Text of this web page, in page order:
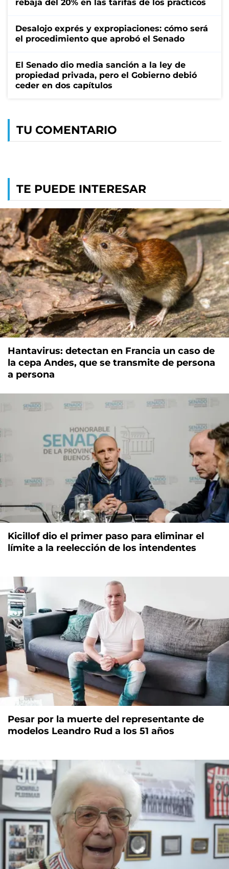
rebaja del 20% en las tarifas de los prácticos
Desalojo exprés y expropiaciones: cómo será
el procedimiento que aprobó el Senado
El Senado dio media sanción a la ley de
propiedad privada, pero el Gobierno debió
ceder en dos capítulos
TU COMENTARIO
TE PUEDE INTERESAR
Hantavirus: detectan en Francia un caso de
la cepa Andes, que se transmite de persona
a persona
Kicillof dio el primer paso para eliminar el
límite a la reelección de los intendentes
Pesar por la muerte del representante de
modelos Leandro Rud a los 51 años